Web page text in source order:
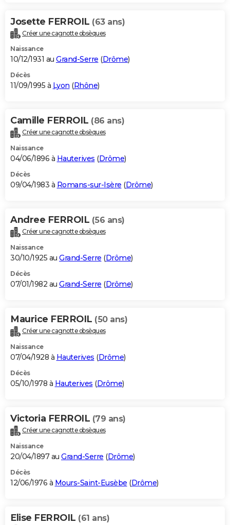
Josette FERROIL (63 ans)
Créer une cagnotte obsèques
Naissance
10/12/1931 au Grand-Serre (Drôme)
Décès
11/09/1995 à Lyon (Rhône)
Camille FERROIL (86 ans)
Créer une cagnotte obsèques
Naissance
04/06/1896 à Hauterives (Drôme)
Décès
09/04/1983 à Romans-sur-Isère (Drôme)
Andree FERROIL (56 ans)
Créer une cagnotte obsèques
Naissance
30/10/1925 au Grand-Serre (Drôme)
Décès
07/01/1982 au Grand-Serre (Drôme)
Maurice FERROIL (50 ans)
Créer une cagnotte obsèques
Naissance
07/04/1928 à Hauterives (Drôme)
Décès
05/10/1978 à Hauterives (Drôme)
Victoria FERROIL (79 ans)
Créer une cagnotte obsèques
Naissance
20/04/1897 au Grand-Serre (Drôme)
Décès
12/06/1976 à Mours-Saint-Eusèbe (Drôme)
Elise FERROIL (61 ans)